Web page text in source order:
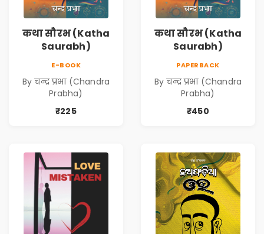
कथा सौरभ (Katha
Saurabh)
E-BOOK
By चन्द्र प्रभा (Chandra
Prabha)
₹225
कथा सौरभ (Katha
Saurabh)
PAPERBACK
By चन्द्र प्रभा (Chandra
Prabha)
₹450